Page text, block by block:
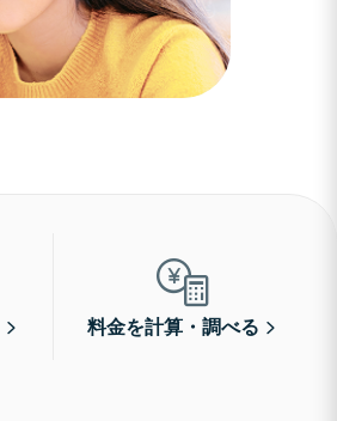
料金を計算・調べる